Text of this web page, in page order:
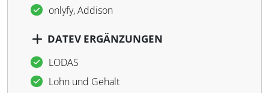
onlyfy, Addison
DATEV ERGÄNZUNGEN
LODAS
Lohn und Gehalt